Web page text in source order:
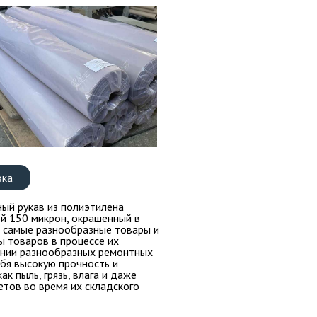
рукав из полиэтилена
150 микрон, окрашенный в
разнообразные товары и
товаров в процессе их
разнообразных ремонтных
высокую прочность и
пыль, грязь, влага и даже
во время их складского